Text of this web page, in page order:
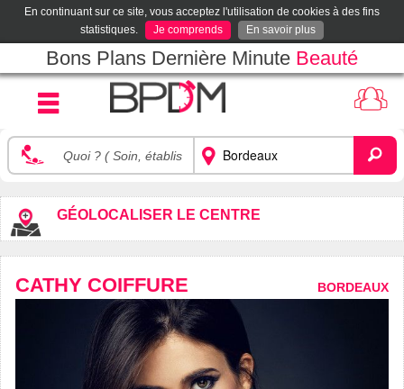
En continuant sur ce site, vous acceptez l'utilisation de cookies à des fins
statistiques.
Je comprends En savoir plus
Bons Plans Dernière Minute Beauté
GÉOLOCALISER LE CENTRE
CATHY COIFFURE BORDEAUX